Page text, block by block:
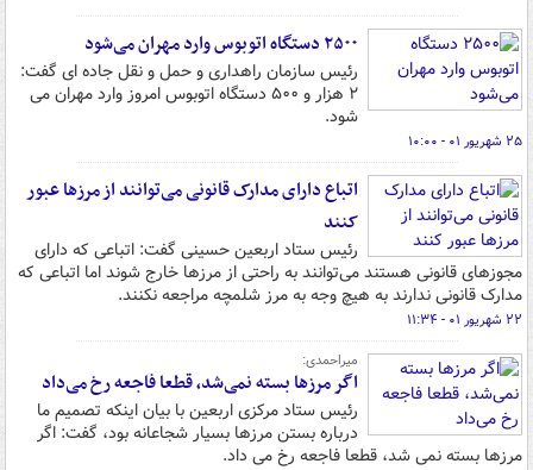
۲۵۰۰ دستگاه اتوبوس وارد مهران می‌شود
رئیس سازمان راهداری و حمل و نقل جاده ای گفت:
۲ هزار و ۵۰۰ دستگاه اتوبوس امروز وارد مهران می
شود.
۲۵ شهریور ۰۱ - ۱۰:۰۰
اتباع دارای مدارک قانونی می‌توانند از مرزها عبور
کنند
رئیس ستاد اربعین حسینی گفت: اتباعی که دارای
مجوزهای قانونی هستند می‌توانند به راحتی از مرزها خارج شوند اما اتباعی که
مدارک قانونی ندارند به هیچ وجه به مرز شلمچه مراجعه نکنند.
۲۲ شهریور ۰۱ - ۱۱:۳۴
میراحمدی:
اگر مرزها بسته نمی‌شد، قطعا فاجعه رخ می‌داد
رئیس ستاد مرکزی اربعین با بیان اینکه تصمیم ما
درباره بستن مرزها بسیار شجاعانه بود، گفت: اگر
مرزها بسته نمی شد، قطعا فاجعه رخ می داد.